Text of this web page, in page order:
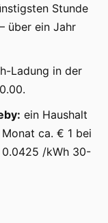
Stunde
über ein Jahr
Ladung in der
ein Haushalt
ca. € 1 bei
0.0425 /kWh 30-